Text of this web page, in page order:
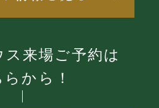
来場ご予約は
から！